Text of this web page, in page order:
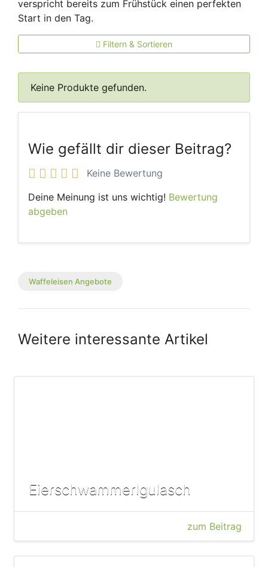
verspricht bereits zum Frühstück einen perfekten
Start in den Tag.
Filtern & Sortieren
Keine Produkte gefunden.
Wie gefällt dir dieser Beitrag?
Keine Bewertung
Deine Meinung ist uns wichtig! Bewertung
abgeben
Waffeleisen Angebote
Weitere interessante Artikel
Eierschwammerlgulasch
zum Beitrag